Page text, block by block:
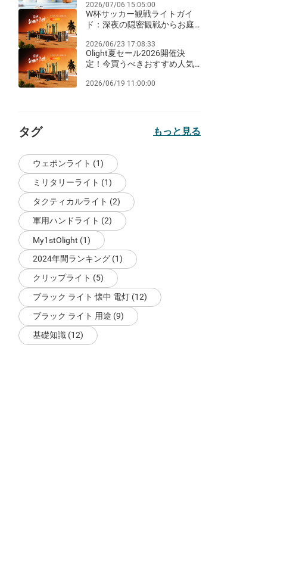
同期のビッグセールとお得な
クリアランス祭り！
2026/07/06 15:05:00
W杯サッカー観戦ライトガイ
ド：深夜の隠密観戦からお庭
2026/06/23 17:08:33
Olight夏セール2026開催決
定！今買うべきおすすめ人気
2026/06/19 11:00:00
タグ もっと見る
ウェポンライト (1)
ミリタリーライト (1)
タクティカルライト (2)
軍用ハンドライト (2)
My1stOlight (1)
2024年間ランキング (1)
クリップライト (5)
ブラック ライト 懐中 電灯 (12)
ブラック ライト 用途 (9)
基礎知識 (12)